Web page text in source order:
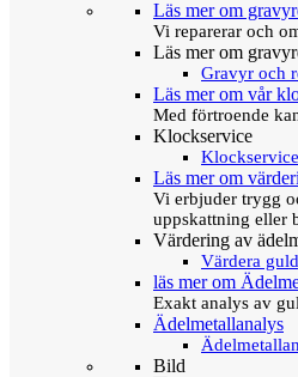
Läs mer om
Vi reparerar och
Läs mer om
Gravyr och
Läs mer om vår
Med förtroende
Klockservice
Läs mer om
Vi erbjuder trygg
uppskattning eller
Värdering av
Värdera
läs mer om
Exakt analys av
Ädelmetallanalys
Bild